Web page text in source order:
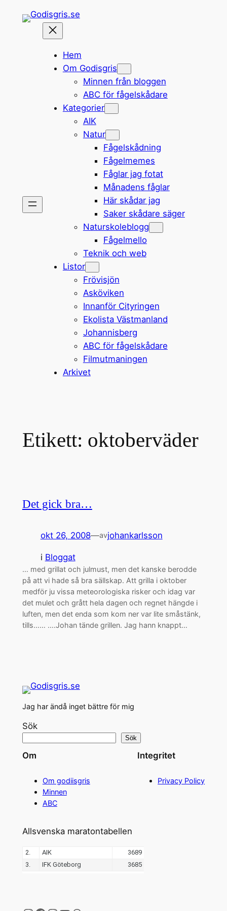
Hem
Om Godisgris
Minnen från bloggen
ABC för fågelskådare
Kategorier
AIK
Natur
Fågelskådning
Fågelmemes
Fåglar jag fotat
Månadens fåglar
Här skådar jag
Saker skådare säger
Naturskoleblogg
Fågelmello
Teknik och web
Listor
Frövisjön
Asköviken
Innanför Cityringen
Ekolista Västmanland
Johannisberg
ABC för fågelskådare
Filmutmaningen
Arkivet
Etikett: oktoberväder
Det gick bra…
okt 26, 2008—avjohankarlsson
i Bloggat
… med grillat och julmust, men det kanske berodde
på att vi hade så bra sällskap. Att grilla i oktober
medför ju vissa meteorologiska risker och idag var
det mulet och grått hela dagen och regnet hängde i
luften, men det enda som kom ner var lite småstänk,
tills…… ….Johan tände grillen. Jag hann knappt…
Jag har ändå inget bättre för mig
Sök
Sök
Om
Om godiisgris
Minnen
ABC
Integritet
Privacy Policy
Allsvenska maratontabellen